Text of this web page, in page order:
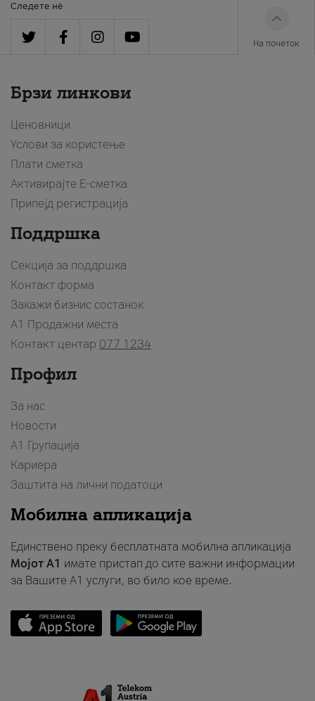
Следете нè
На почеток
Брзи линкови
Ценовници
Услови за користење
Плати сметка
Активирајте Е-сметка
Припејд регистрација
Поддршка
Секција за поддршка
Контакт форма
Закажи бизнис состанок
A1 Продажни места
Контакт центар 077 1234
Профил
За нас
Новости
А1 Групација
Кариера
Заштита на лични податоци
Мобилна апликација
Единствено преку бесплатната мобилна апликација
Мојот A1 имате пристап до сите важни информации
за Вашите A1 услуги, во било кое време.